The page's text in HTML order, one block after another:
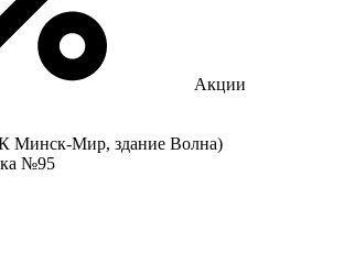
Акции
Минск-Мир, здание Волна)
№95